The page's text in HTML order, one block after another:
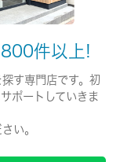
００円件以上!
す専門店です。初
ポートしていきま
い。